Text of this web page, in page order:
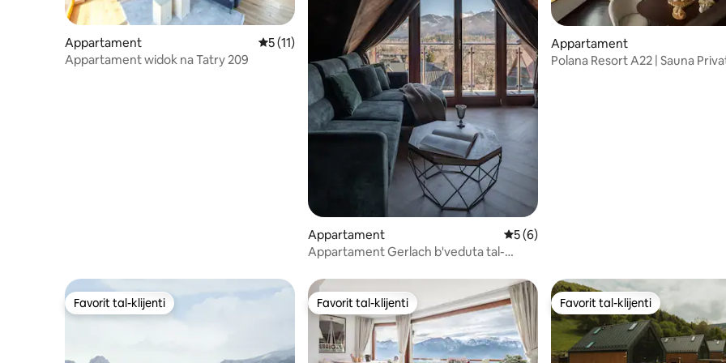
Appartament Rating medju ta' 5 minn 5, skont dan-numru ta' reviews: 11
5 (11)
Appartament widok na Tatry 209
Appartament Rating medju ta' 5 minn 5, skont dan-
5 (6)
Appartament Gerlach b'veduta tal-
Appartament
Polana Resort A22 | Sauna
Favorit tal-klijenti
Favorit tal-klijenti Favorit tal-klijenti
Favorit tal-klijenti Favorit tal-klijenti
Favorit tal-klijenti